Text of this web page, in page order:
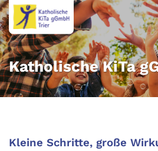
Zum Inhalt springen
Katholische KiTa
Kleine Schritte, große